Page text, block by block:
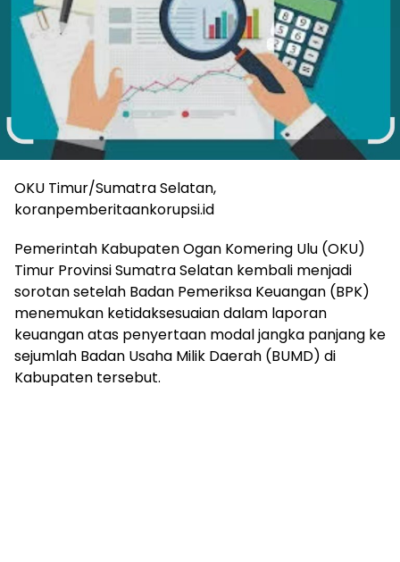
OKU Timur/Sumatra Selatan,
koranpemberitaankorupsi.id
Pemerintah Kabupaten Ogan Komering Ulu (OKU)
Timur Provinsi Sumatra Selatan kembali menjadi
sorotan setelah Badan Pemeriksa Keuangan (BPK)
menemukan ketidaksesuaian dalam laporan
keuangan atas penyertaan modal jangka panjang ke
sejumlah Badan Usaha Milik Daerah (BUMD) di
Kabupaten tersebut.